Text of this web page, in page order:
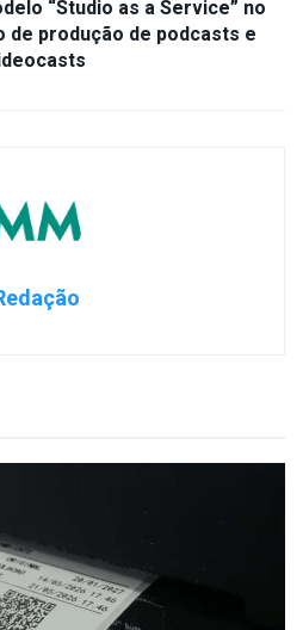
“Studio as a Service” no
de produção de podcasts e